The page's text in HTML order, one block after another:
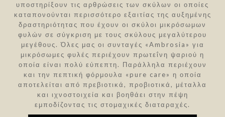
υποστηρίξουν τις αρθρώσεις των σκύλων οι οποίες
καταπονούνται περισσότερο εξαιτίας της αυξημένης
δραστηριότητας που έχουν οι σκύλοι μικρόσωμων
φυλών σε σύγκριση με τους σκύλους μεγαλύτερου
μεγέθους. Όλες μας οι συνταγές «Ambrosia» για
μικρόσωμες φυλές περιέχουν πρωτεΐνη ψαριού η
οποία είναι πολύ εύπεπτη. Παράλληλα περιέχουν
και την πεπτική φόρμουλα «pure care» η οποία
αποτελείται από πρεβιοτικά, προβιοτικά, μέταλλα
και ιχνοστοιχεία και βοηθάει στην πέψη
εμποδίζοντας τις στομαχικές διαταραχές.